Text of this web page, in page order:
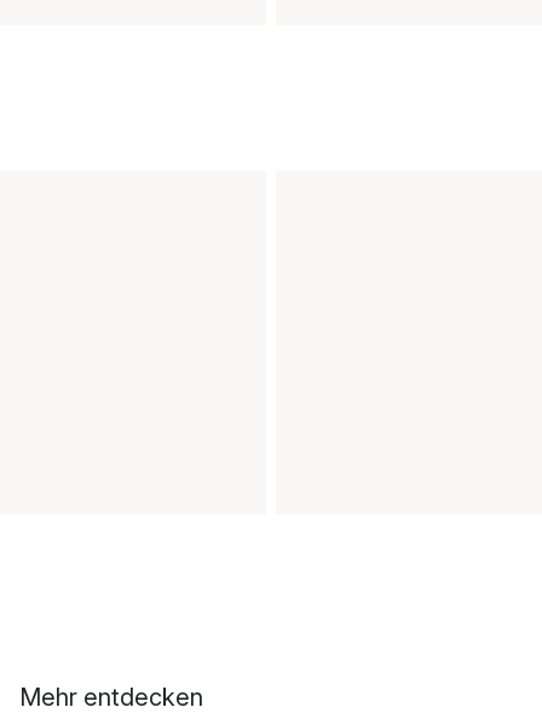
Mehr entdecken